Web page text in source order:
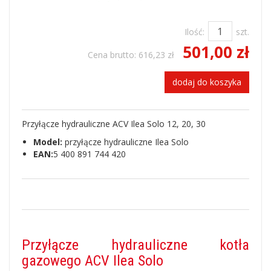
Ilość:
szt.
Cena brutto: 616,23 zł 501,00 zł
dodaj do koszyka
Przyłącze hydrauliczne ACV Ilea Solo 12, 20, 30
Model: przyłącze hydrauliczne Ilea Solo
EAN:5 400 891 744 420
Przyłącze hydrauliczne kotła
gazowego ACV Ilea Solo